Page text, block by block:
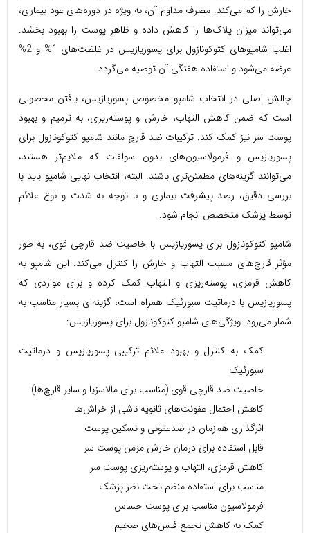
خارش را کم می‌کند. مصرف مداوم آن، به ویژه در دوره‌های عود بیماری،
می‌تواند میزان پلاک‌ها را کاهش داده و ظاهر پوست را بهبود بخشد.
اغلب شامپوهای کتوکونازول برای پسوریازیس در غلظت‌های 1% و 2%
عرضه می‌شود و استفاده هفتگی آن توصیه می‌گردد.
چالش اصلی در انتخاب شامپو مخصوص پسوریازیس، یافتن محصولی
است که ضمن کاهش التهاب، خارش و پوسته‌ریزی، به ترمیم و بهبود
پوست سر نیز کمک کند. ترکیبات ضد قارچ مانند شامپو کتوکونازول برای
پسوریازیس و فرمولاسیون‌های بدون سولفات که ملایم‌تر هستند،
می‌توانند گزینه‌های مطمئن‌تری باشند. البته، انتخاب نهایی شامپو باید با
بررسی دقیق، رصد پیشرفت بیماری و با توجه به شدت و نوع علائم
توسط پزشک متخصص انجام شود.
شامپو کتوکونازول برای پسوریازیس با خاصیت ضد قارچی قوی، به طور
مؤثر قارچ‌های مسبب التهاب و خارش را کنترل می‌کند. این شامپو به
کاهش قرمزی، پوسته‌ریزی و التهاب کمک کرده و برای مواردی که
پسوریازیس با درماتیت سبورئیک همراه است، گزینه‌ای بسیار مناسب به
شمار می‌رود. ویژگی‌های شامپو کتوکونازول برای پسوریازیس:
کمک به کنترل و بهبود علائم ترکیبی پسوریازیس و درماتیت
سبورئیک
خاصیت ضد قارچی قوی (مناسب برای مالاسزیا و سایر قارچ‌ها)
کاهش احتمال عفونت‌های ثانویه ناشی از خراش‌ها
اثرگذاری هم‌زمان در ضدعفونی و تسکین پوست
قابل استفاده برای درمان خارش مزمن پوست سر
کاهش قرمزی، التهاب و پوسته‌ریزی پوست سر
مناسب برای استفاده منظم تحت نظر پزشک
فرمولاسیون مناسب برای پوست حساس
کمک به کاهش تجمع فلس‌های ضخیم